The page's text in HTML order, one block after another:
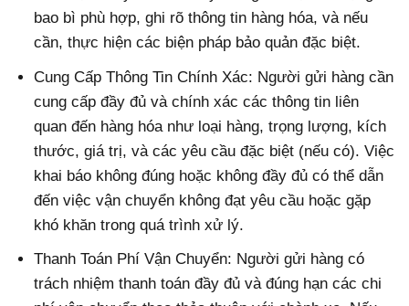
bao bì phù hợp, ghi rõ thông tin hàng hóa, và nếu
cần, thực hiện các biện pháp bảo quản đặc biệt.
Cung Cấp Thông Tin Chính Xác: Người gửi hàng cần
cung cấp đầy đủ và chính xác các thông tin liên
quan đến hàng hóa như loại hàng, trọng lượng, kích
thước, giá trị, và các yêu cầu đặc biệt (nếu có). Việc
khai báo không đúng hoặc không đầy đủ có thể dẫn
đến việc vận chuyển không đạt yêu cầu hoặc gặp
khó khăn trong quá trình xử lý.
Thanh Toán Phí Vận Chuyển: Người gửi hàng có
trách nhiệm thanh toán đầy đủ và đúng hạn các chi